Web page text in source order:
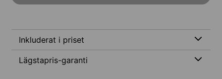
Inkluderat i priset
Lägstapris-garanti